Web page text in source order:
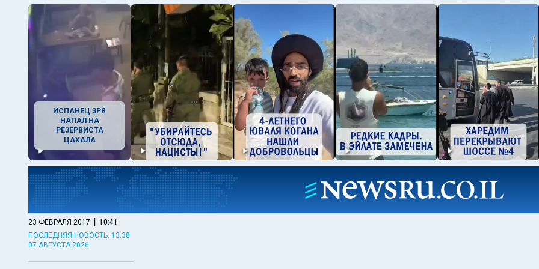
ИСПАНЕЦ ЗРЯ
НАПАЛ НА
РЕЗЕРВИСТА
ЦАХАЛА
23 ФЕВРАЛЯ 2017 | 10:41
ПОСЛЕДНЯЯ НОВОСТЬ: 13:38
07 АВГУСТА 2026